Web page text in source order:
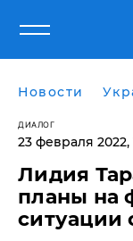
Новости
ДИАЛОГ
23 февраля 2022,
Лидия
планы на
ситуации